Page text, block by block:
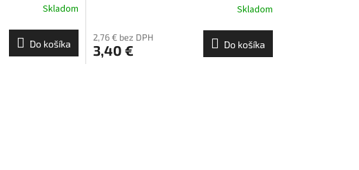
Skladom
Do košíka
Skladom
2,76 € bez DPH
3,40 € Do košíka